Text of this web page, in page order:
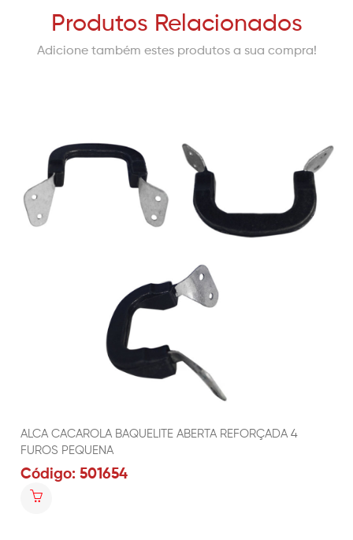
Produtos Relacionados
Adicione também estes produtos a sua compra!
ALCA CACAROLA BAQUELITE ABERTA REFORÇADA 4
FUROS PEQUENA
Código: 501654